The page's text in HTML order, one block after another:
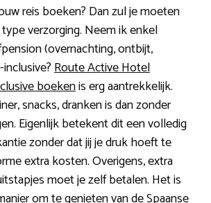
reis boeken? Dan zul je moeten
verzorging. Neem ik enkel
(overnachting, ontbijt,
Route Active Hotel
boekenis erg aantrekkelijk.
snacks, dranken is dan zonder
Eigenlijk betekent dit een volledig
zonder dat jij je druk hoeft te
extra kosten. Overigens, extra
moet je zelf betalen. Het is
om te genieten van de Spaanse